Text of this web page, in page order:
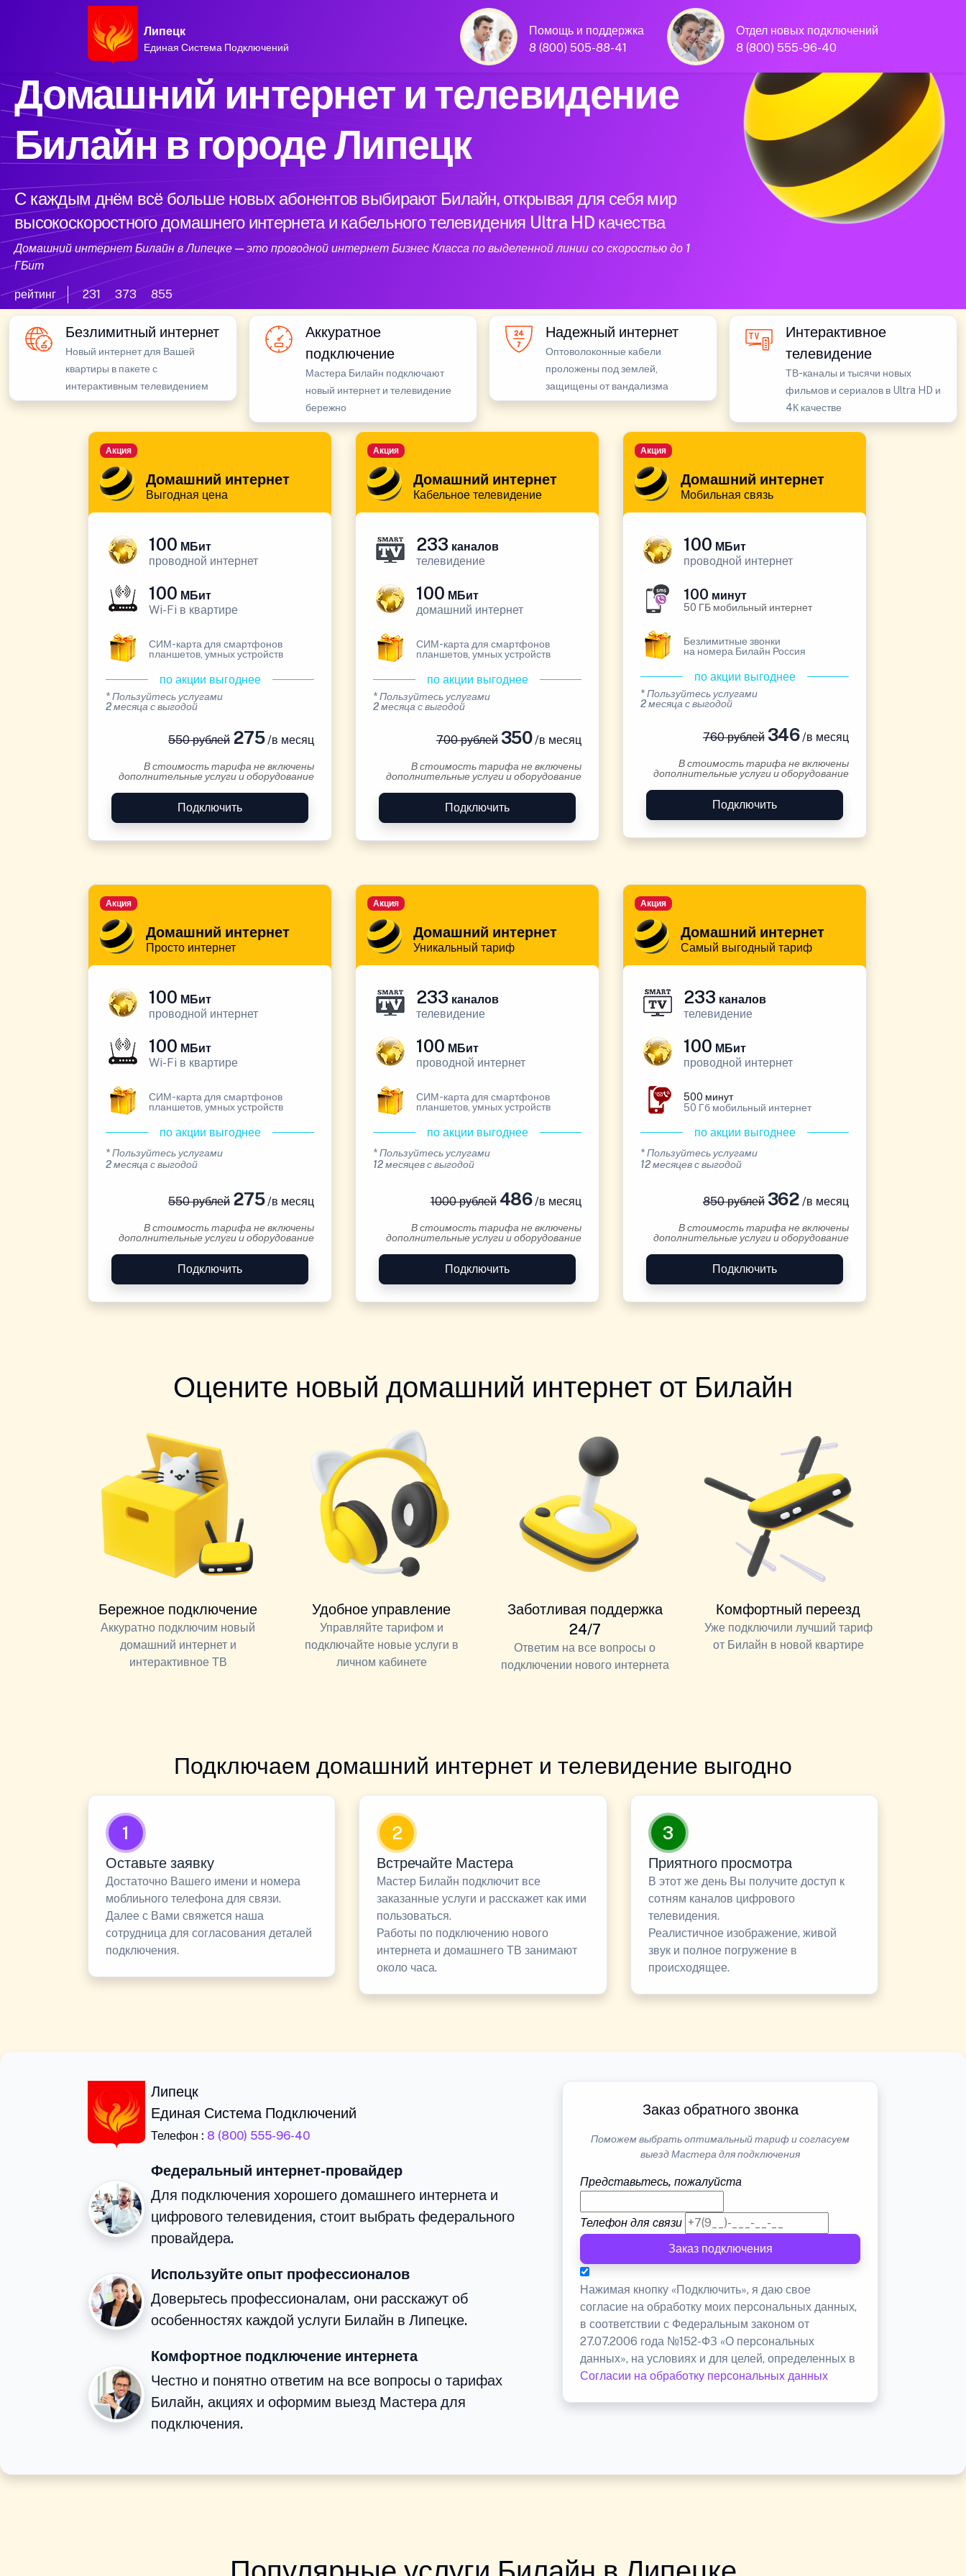
Липецк
Единая Система Подключений
Помощь и поддержка
8 (800) 505-88-41
Отдел новых подключений
8 (800) 555-96-40
Домашний интернет и телевидение
Билайн в городе Липецк
С каждым днём всё больше новых абонентов выбирают Билайн, открывая для себя мир
высокоскоростного домашнего интернета и кабельного телевидения Ultra HD качества
Домашний интернет Билайн в Липецке — это проводной интернет Бизнес Класса по выделенной линии со скоростью до 1
ГБит
рейтинг 231 373 855
Безлимитный интернет
Новый интернет для Вашей
квартиры в пакете с
интерактивным телевидением
Аккуратное
подключение
Мастера Билайн подключают
новый интернет и телевидение
бережно
Надежный интернет
Оптоволоконные кабели
проложены под землей,
защищены от вандализма
Интерактивное
телевидение
ТВ-каналы и тысячи новых
фильмов и сериалов в Ultra HD и
4К качестве
Домашний интернет
Выгодная цена
Акция
100 МБит
проводной интернет
100 МБит
Wi-Fi в квартире
СИМ-карта для смартфонов
планшетов, умных устройств
по акции выгоднее
* Пользуйтесь услугами
2 месяца с выгодой
550 рублей275/в месяц
В стоимость тарифа не включены
дополнительные услуги и оборудование
Подключить
Домашний интернет
Кабельное телевидение
Акция
233 каналов
телевидение
100 МБит
домашний интернет
СИМ-карта для смартфонов
планшетов, умных устройств
по акции выгоднее
* Пользуйтесь услугами
2 месяца с выгодой
700 рублей350/в месяц
В стоимость тарифа не включены
дополнительные услуги и оборудование
Подключить
Домашний интернет
Мобильная связь
Акция
100 МБит
проводной интернет
100 минут
50 ГБ мобильный интернет
Безлимитные звонки
на номера Билайн Россия
по акции выгоднее
* Пользуйтесь услугами
2 месяца с выгодой
760 рублей346/в месяц
В стоимость тарифа не включены
дополнительные услуги и оборудование
Подключить
Домашний интернет
Просто интернет
Акция
100 МБит
проводной интернет
100 МБит
Wi-Fi в квартире
СИМ-карта для смартфонов
планшетов, умных устройств
по акции выгоднее
* Пользуйтесь услугами
2 месяца с выгодой
550 рублей275/в месяц
В стоимость тарифа не включены
дополнительные услуги и оборудование
Подключить
Домашний интернет
Уникальный тариф
Акция
233 каналов
телевидение
100 МБит
проводной интернет
СИМ-карта для смартфонов
планшетов, умных устройств
по акции выгоднее
* Пользуйтесь услугами
12 месяцев с выгодой
1000 рублей486/в месяц
В стоимость тарифа не включены
дополнительные услуги и оборудование
Подключить
Домашний интернет
Самый выгодный тариф
Акция
233 каналов
телевидение
100 МБит
проводной интернет
500 минут
50 Гб мобильный интернет
по акции выгоднее
* Пользуйтесь услугами
12 месяцев с выгодой
850 рублей362 /в месяц
В стоимость тарифа не включены
дополнительные услуги и оборудование
Подключить
Оцените новый домашний интернет от Билайн
Бережное подключение
Аккуратно подключим новый
домашний интернет и
интерактивное ТВ
Удобное управление
Управляйте тарифом и
подключайте новые услуги в
личном кабинете
Заботливая поддержка
24/7
Ответим на все вопросы о
подключении нового интернета
Комфортный переезд
Уже подключили лучший тариф
от Билайн в новой квартире
Подключаем домашний интернет и телевидение выгодно
1
Оставьте заявку
Достаточно Вашего имени и номера
моблиьного телефона для связи.
Далее с Вами свяжется наша
сотрудница для согласования деталей
подключения.
2
Встречайте Мастера
Мастер Билайн подключит все
заказанные услуги и расскажет как ими
пользоваться.
Работы по подключению нового
интернета и домашнего ТВ занимают
около часа.
3
Приятного просмотра
В этот же день Вы получите доступ к
сотням каналов цифрового
телевидения.
Реалистичное изображение, живой
звук и полное погружение в
происходящее.
Липецк
Единая Система Подключений
Телефон : 8 (800) 555-96-40
Федеральный интернет-провайдер
Для подключения хорошего домашнего интернета и
цифрового телевидения, стоит выбрать федерального
провайдера.
Используйте опыт профессионалов
Доверьтесь профессионалам, они расскажут об
особенностях каждой услуги Билайн в Липецке.
Комфортное подключение интернета
Честно и понятно ответим на все вопросы о тарифах
Билайн, акциях и оформим выезд Мастера для
подключения.
Заказ обратного звонка
Поможем выбрать оптимальный тариф и согласуем
выезд Мастера для подключения
Представьтесь, пожалуйста
Телефон для связи
Заказ подключения
Нажимая кнопку «Подключить», я даю свое
согласие на обработку моих персональных данных,
в соответствии с Федеральным законом от
27.07.2006 года №152-ФЗ «О персональных
данных», на условиях и для целей, определенных в
Согласии на обработку персональных данных